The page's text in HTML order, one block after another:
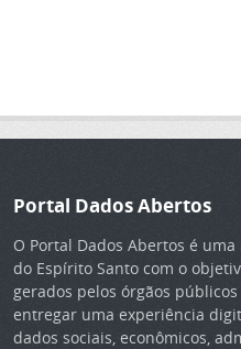
Portal Dados Abertos
O Portal Dados Abertos é
do Espírito Santo com o
gerados pelos órgãos
entregar uma experiência
dados sociais, econômicos,